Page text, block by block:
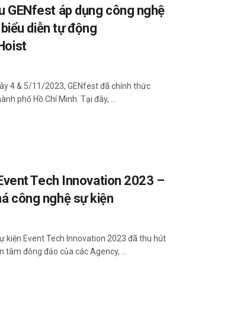
GENfest áp dụng công nghệ
diễn tự động
4 & 5/11/2023, GENfest đã chính thức
phố Hồ Chí Minh. Tại đây, ...
Tech Innovation 2023 –
công nghệ sự kiện
kiện Event Tech Innovation 2023 đã thu hút
tâm đông đảo của các Agency, ...